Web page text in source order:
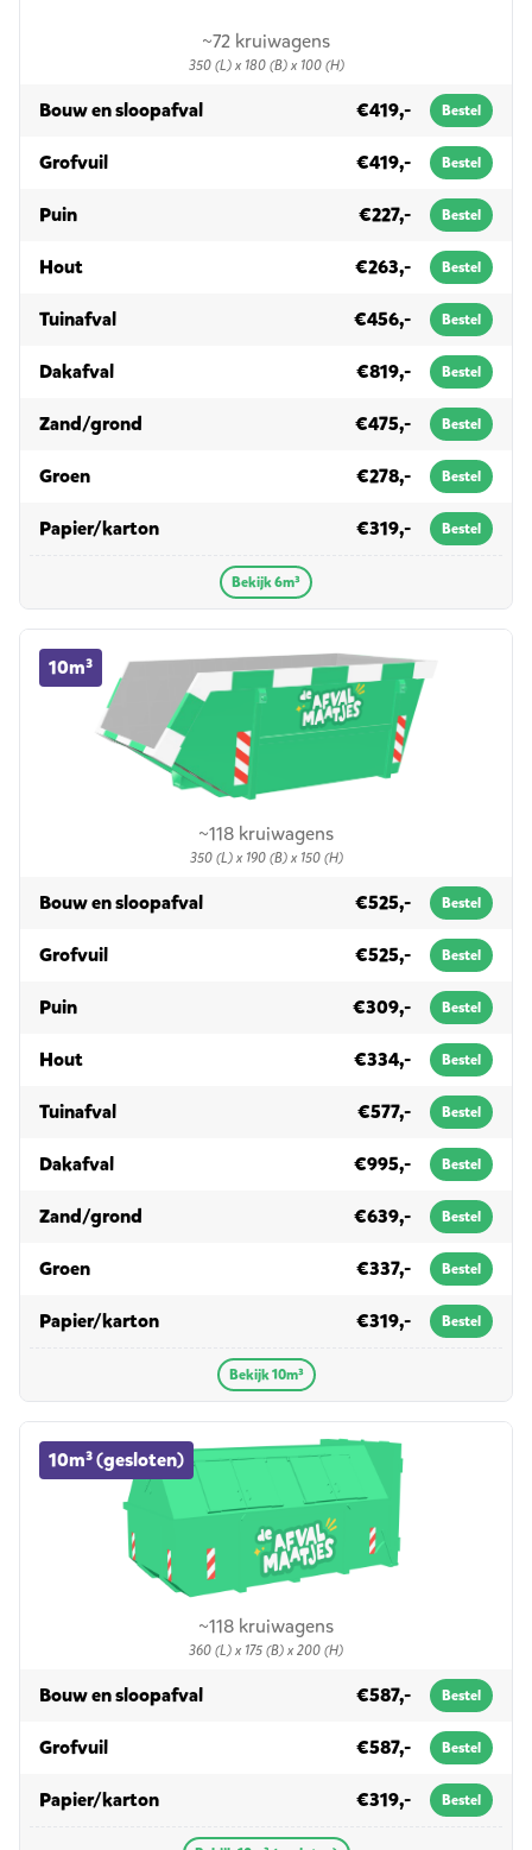
~72 kruiwagens
350 (L) x 180 (B) x 100 (H)
Bouw en sloopafvalin 6m³ €419,- Bestel
Grofvuilin 6m³ €419,- Bestel
Puinin 6m³ €227,- Bestel
Houtin 6m³ €263,- Bestel
Tuinafvalin 6m³ €456,- Bestel
Dakafvalin 6m³ €819,- Bestel
Zand/grond €475,- Bestel
Groenin 6m³ €278,- Bestel
Papier/kartonin 6m³ €319,- Bestel
Bekijk 6m³
~118 kruiwagens
350 (L) x 190 (B) x 150 (H)
10m³
10m³ container huren
Bouw en sloopafvalin 10m³ €525,- Bestel
Grofvuilin 10m³ €525,- Bestel
Puinin 10m³ €309,- Bestel
Houtin 10m³ €334,- Bestel
Tuinafvalin 10m³ €577,- Bestel
Dakafvalin 10m³ €995,- Bestel
Zand/grond €639,- Bestel
Groenin 10m³ €337,- Bestel
Papier/kartonin 10m³ €319,- Bestel
Bekijk 10m³
~118 kruiwagens
360 (L) x 175 (B) x 200 (H)
10m³ (gesloten)
10m³ (gesloten) container huren
Bouw en sloopafvalin 10m³ (gesloten) €587,- Bestel
Grofvuilin 10m³ (gesloten) €587,- Bestel
Papier/kartonin 10m³ (gesloten) €319,- Bestel